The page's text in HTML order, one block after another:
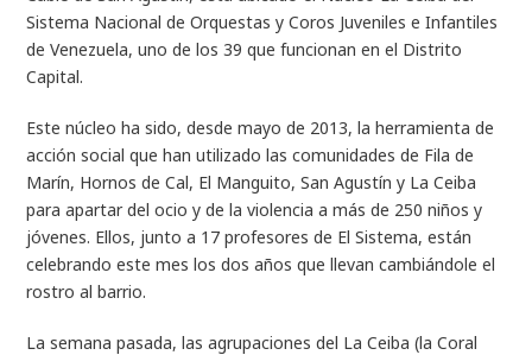
Sistema Nacional de Orquestas y Coros Juveniles e Infantiles
de Venezuela, uno de los 39 que funcionan en el Distrito
Capital.
Este núcleo ha sido, desde mayo de 2013, la herramienta de
acción social que han utilizado las comunidades de Fila de
Marín, Hornos de Cal, El Manguito, San Agustín y La Ceiba
para apartar del ocio y de la violencia a más de 250 niños y
jóvenes. Ellos, junto a 17 profesores de El Sistema, están
celebrando este mes los dos años que llevan cambiándole el
rostro al barrio.
La semana pasada, las agrupaciones del La Ceiba (la Coral